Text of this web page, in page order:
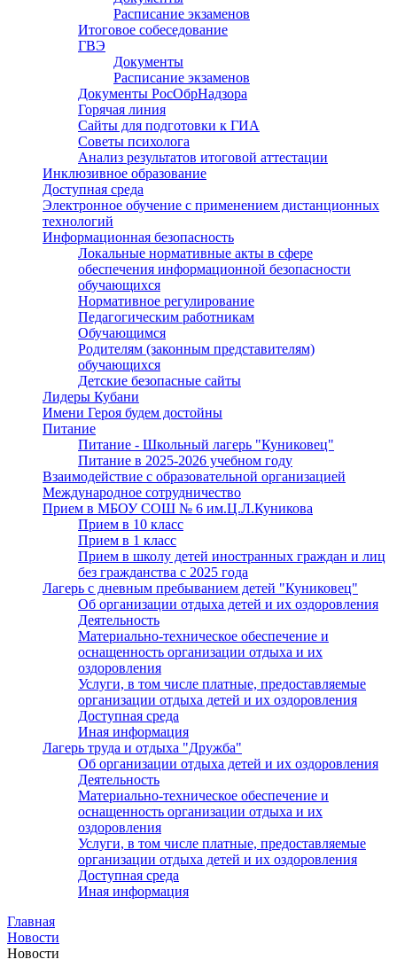
Расписание экзаменов
Итоговое собеседование
ГВЭ
Документы
Расписание экзаменов
Документы РосОбрНадзора
Горячая линия
Сайты для подготовки к ГИА
Советы психолога
Анализ результатов итоговой аттестации
Инклюзивное образование
Доступная среда
Электронное обучение с применением дистанционных
технологий
Информационная безопасность
Локальные нормативные акты в сфере
обеспечения информационной безопасности
обучающихся
Нормативное регулирование
Педагогическим работникам
Обучающимся
Родителям (законным представителям)
обучающихся
Детские безопасные сайты
Лидеры Кубани
Имени Героя будем достойны
Питание
Питание - Школьный лагерь "Куниковец"
Питание в 2025-2026 учебном году
Взаимодействие с образовательной организацией
Международное сотрудничество
Прием в МБОУ СОШ № 6 им.Ц.Л.Куникова
Прием в 10 класс
Прием в 1 класс
Прием в школу детей иностранных граждан и лиц
без гражданства с 2025 года
Лагерь с дневным пребыванием детей "Куниковец"
Об организации отдыха детей и их оздоровления
Деятельность
Материально-техническое обеспечение и
оснащенность организации отдыха и их
оздоровления
Услуги, в том числе платные, предоставляемые
организации отдыха детей и их оздоровления
Доступная среда
Иная информация
Лагерь труда и отдыха "Дружба"
Об организации отдыха детей и их оздоровления
Деятельность
Материально-техническое обеспечение и
оснащенность организации отдыха и их
оздоровления
Услуги, в том числе платные, предоставляемые
организации отдыха детей и их оздоровления
Доступная среда
Иная информация
Главная
Новости
Новости